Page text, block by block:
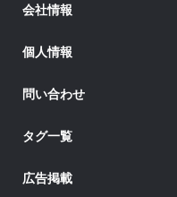
会社情報
個人情報
問い合わせ
タグ一覧
広告掲載